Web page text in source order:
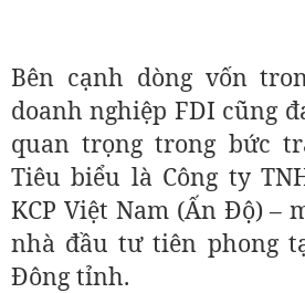
Bên cạnh dòng vốn
doanh nghiệp FDI cũng
quan trọng trong bức
Tiêu biểu là Công ty
KCP Việt Nam (Ấn Độ) –
nhà đầu tư tiên phong
Đông tỉnh.